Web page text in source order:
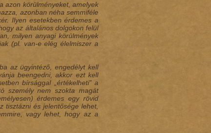
azon körülményeket, amelyek
azonban néha semmiféle
Ilyen esetekben érdemes a
az általános dolgokon felül
milyen anyagi körülmények
(pl. van-e elég élelmiszer a
az ügyintéző, engedélyt kell
beengedni, akkor ezt kell
bírsággal „értékelheti” a
személy nem szokta magát
érdemes egy rövid
tisztázni és jelentősége lehet,
vagy lehet, hogy az a